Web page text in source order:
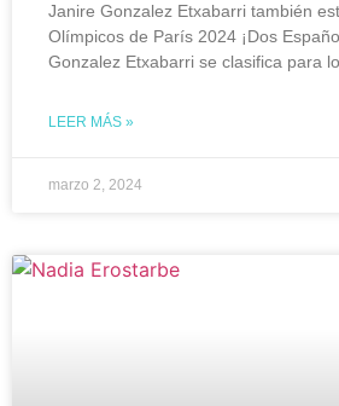
Janire Gonzalez Etxabarri también
Olímpicos de París 2024 ¡Dos
Gonzalez Etxabarri se clasifica para
LEER MÁS »
marzo 2, 2024